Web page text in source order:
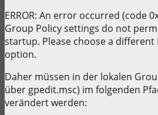
ERROR: An error occurred (code
Group Policy settings do not
startup. Please choose a
option.
Daher müssen in der lokalen
über gpedit.msc) im folgenden
verändert werden: